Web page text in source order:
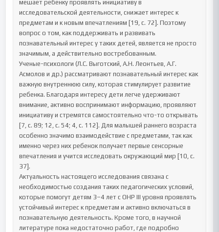
мешает ребенку проявлять инициативу в
исследовательской деятельности, снижает интерес к
предметам и к новым впечатлениям [19, с. 72]. Поэтому
вопрос о том, как поддерживать и развивать
познавательный интерес у таких детей, является не просто
значимым, а действительно востребованным.
Ученые-психологи (Л.С. Выготский, А.Н. Леонтьев, А.Г.
Асмолов и др.) рассматривают познавательный интерес как
важную внутреннюю силу, которая стимулирует развитие
ребенка. Благодаря интересу дети легче удерживают
внимание, активно воспринимают информацию, проявляют
инициативу и стремятся самостоятельно что-то открывать
[7, с. 89; 12, с. 54; 4, с. 112]. Для малышей раннего возраста
особенно значимо взаимодействие с предметами, так как
именно через них ребенок получает первые сенсорные
впечатления и учится исследовать окружающий мир [10, с.
37].
Актуальность настоящего исследования связана с
необходимостью создания таких педагогических условий,
которые помогут детям 3–4 лет с ОНР III уровня проявлять
устойчивый интерес к предметам и активно включаться в
познавательную деятельность. Кроме того, в научной
литературе пока недостаточно работ, где подробно